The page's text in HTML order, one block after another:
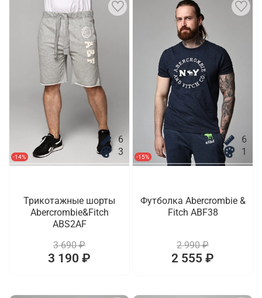
-14%
6
3
Трикотажные шорты
Abercrombie&Fitch
ABS2AF
3 690 ₽
3 190 ₽
-15%
6
1
Футболка Abercrombie &
Fitch ABF38
2 990 ₽
2 555 ₽